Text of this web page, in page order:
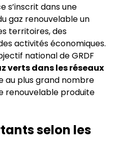
s’inscrit dans une
gaz renouvelable un
territoires, des
activités économiques.
national de GRDF
verts dans les réseaux
au plus grand nombre
renouvelable produite
selon les